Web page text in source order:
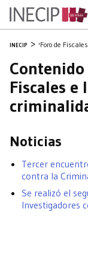
INECIP 'Foro de
Fiscales e
Noticias
Tercer
contra la
Se realizó el
Investigadores